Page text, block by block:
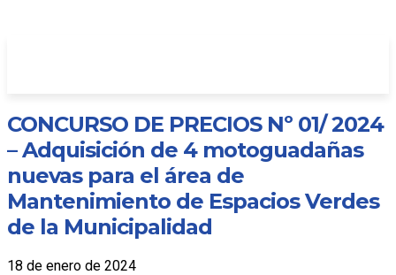
CONCURSO DE PRECIOS Nº 01/ 2024
– Adquisición de 4 motoguadañas
nuevas para el área de
Mantenimiento de Espacios Verdes
de la Municipalidad
18 de enero de 2024